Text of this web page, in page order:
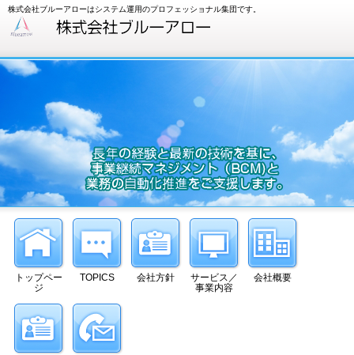
株式会社ブルーアローはシステム運用のプロフェッショナル集団です。
トップペー
ジ
TOPICS 会社方針
サービス／
事業内容
会社概要